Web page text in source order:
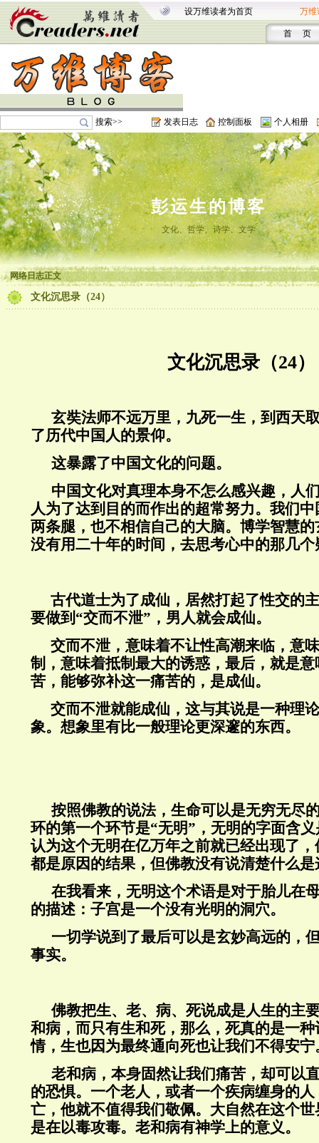
设万维读者为首页 万维
首 页
搜索>> 发表日志 控制面板 个人相册
彭运生的博客
文化、哲学、诗学、文学
网络日志正文
文化沉思录（24）
文化沉思录（24）
玄奘法师不远万里，九死一生，到西天
了历代中国人的景仰。
这暴露了中国文化的问题。
中国文化对真理本身不怎么感兴趣，人
人为了达到目的而作出的超常努力。我们
两条腿，也不相信自己的大脑。博学智慧
没有用二十年的时间，去思考心中的那几个
古代道士为了成仙，居然打起了性交的
要做到“交而不泄”，男人就会成仙。
交而不泄，意味着不让性高潮来临，意
制，意味着抵制最大的诱惑，最后，就是
苦，能够弥补这一痛苦的，是成仙。
交而不泄就能成仙，这与其说是一种理
象。想象里有比一般理论更深邃的东西。
按照佛教的说法，生命可以是无穷无尽
环的第一个环节是“无明”，无明的字面含
认为这个无明在亿万年之前就已经出现了
都是原因的结果，但佛教没有说清楚什么
在我看来，无明这个术语是对于胎儿在
的描述：子宫是一个没有光明的洞穴。
一切学说到了最后可以是玄妙高远的，
事实。
佛教把生、老、病、死说成是人生的主
和病，而只有生和死，那么，死真的是一
情，生也因为最终通向死也让我们不得安宁
老和病，本身固然让我们痛苦，却可以
的恐惧。一个老人，或者一个疾病缠身的
亡，他就不值得我们敬佩。大自然在这个
是在以毒攻毒。老和病有神学上的意义。